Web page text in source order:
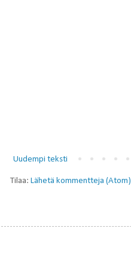
Uudempi teksti
Tilaa: Lähetä kommentteja (Atom)